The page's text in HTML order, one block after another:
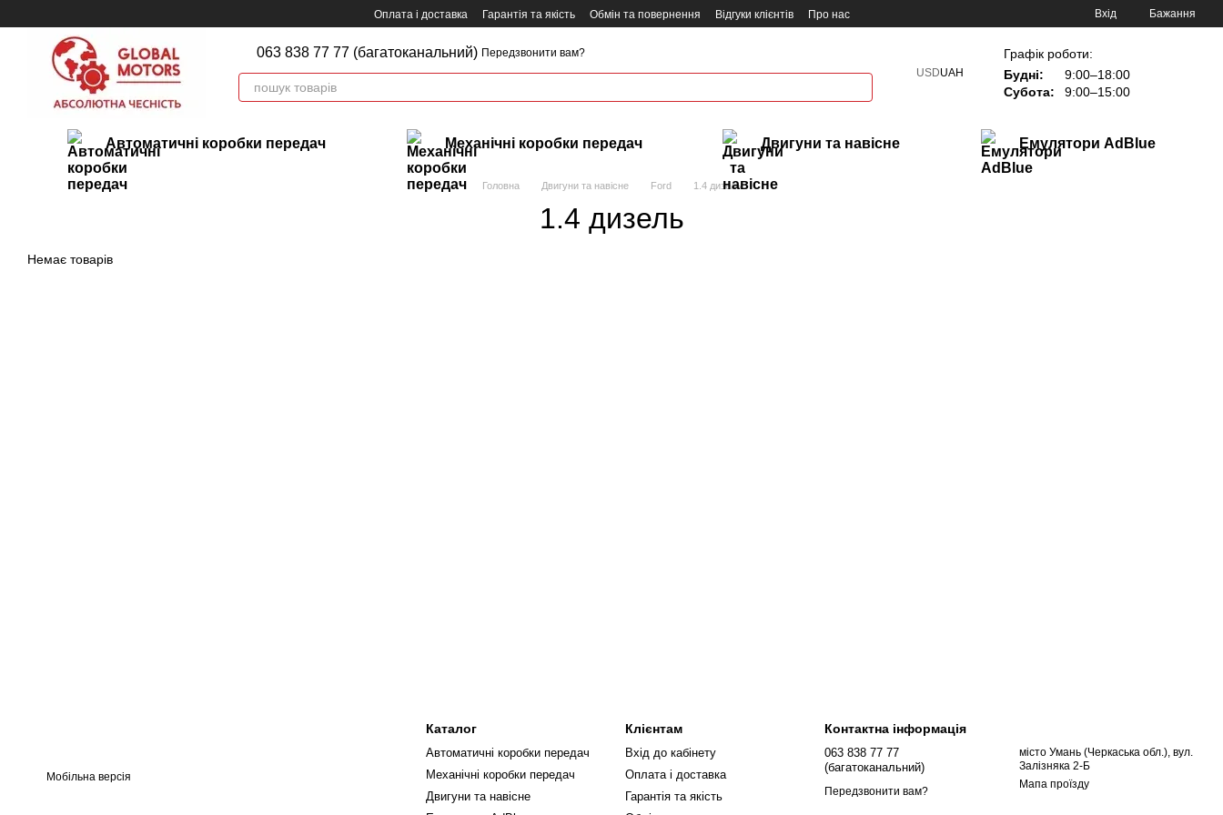
Оплата і доставка Гарантія та якість Обмін та повернення Відгуки клієнтів Про нас Вхід Бажання
063 838 77 77 (багатоканальний) Передзвонити вам?
USDUAH
Графік роботи:
Будні:
9:00–18:00
Субота:
9:00–15:00
Автоматичні коробки передач Механічні коробки передач Двигуни та навісне Емулятори AdBlue
Головна Двигуни та навісне Ford 1.4 дизель
1.4 дизель
Немає товарів
Мобільна версія
Каталог
Автоматичні коробки передач
Механічні коробки передач
Двигуни та навісне
Клієнтам
Вхід до кабінету
Оплата і доставка
Гарантія та якість
Контактна інформація
063 838 77 77
(багатоканальний)
Передзвонити вам?
місто Умань (Черкаська обл.), вул.
Залізняка 2-Б
Мапа проїзду